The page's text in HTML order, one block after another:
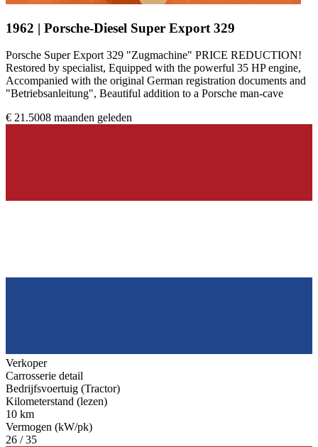
1962 | Porsche-Diesel Super Export 329
Porsche Super Export 329 "Zugmachine" PRICE REDUCTION!
Restored by specialist, Equipped with the powerful 35 HP engine,
Accompanied with the original German registration documents and
"Betriebsanleitung", Beautiful addition to a Porsche man-cave
€ 21.5008 maanden geleden
Verkoper
Carrosserie detail
Bedrijfsvoertuig (Tractor)
Kilometerstand (lezen)
10 km
Vermogen (kW/pk)
26 / 35